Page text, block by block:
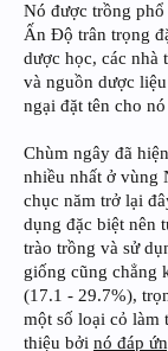
Nó được trồng
Ấn Độ trân trọng
dược học, các nhà
và nguồn dược
ngại đặt tên cho
Chùm ngây đã
nhiều nhất ở vùng
chục năm trở lại
dụng đặc biệt nên
trào trồng và sử
giống cũng chẳng
(17.1 - 29.7%),
một số loại cỏ làm
thiệu bởi nó đáp